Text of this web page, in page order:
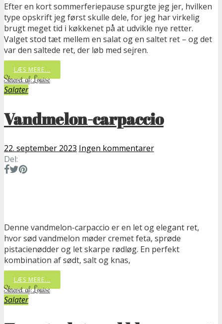
Efter en kort sommerferiepause spurgte jeg jer, hvilken
type opskrift jeg først skulle dele, for jeg har virkelig
brugt meget tid i køkkenet på at udvikle nye retter.
Valget stod tæt mellem en salat og en saltet ret – og det
var den saltede ret, der løb med sejren.
LÆS MERE...
Skrevet af: Louise
Salater
Vandmelon-carpaccio
22. september 2023 Ingen kommentarer
Del:
Denne vandmelon-carpaccio er en let og elegant ret,
hvor sød vandmelon møder cremet feta, sprøde
pistacienødder og let skarpe rødløg. En perfekt
kombination af sødt, salt og knas,
LÆS MERE...
Skrevet af: Louise
Salater